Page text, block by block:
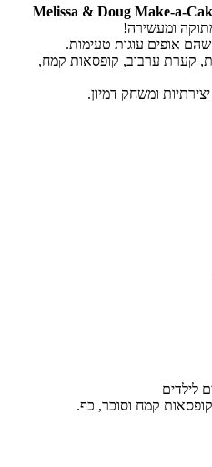
עוגות טעימות.
קופסאות קמח,
ומשחק דמיון.
וסוכר, כף.